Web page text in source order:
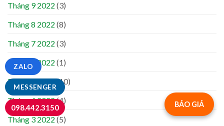
Tháng 9 2022 (3)
Tháng 8 2022 (8)
Tháng 7 2022 (3)
Tháng 6 2022 (1)
Tháng 5 2022(10)
Tháng 4 2022(4)
Tháng 3 2022 (5)
BÁO GIÁ
MESSENGER
ZALO
098.442.3150